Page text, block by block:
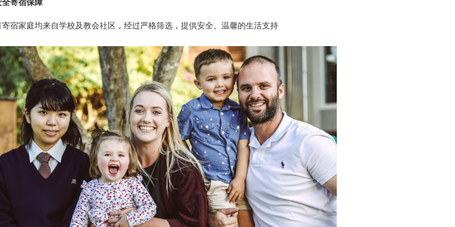
全寄宿保障
寄宿家庭均来自学校及教会社区，经过严格筛选，提供安全、温馨的生活支持